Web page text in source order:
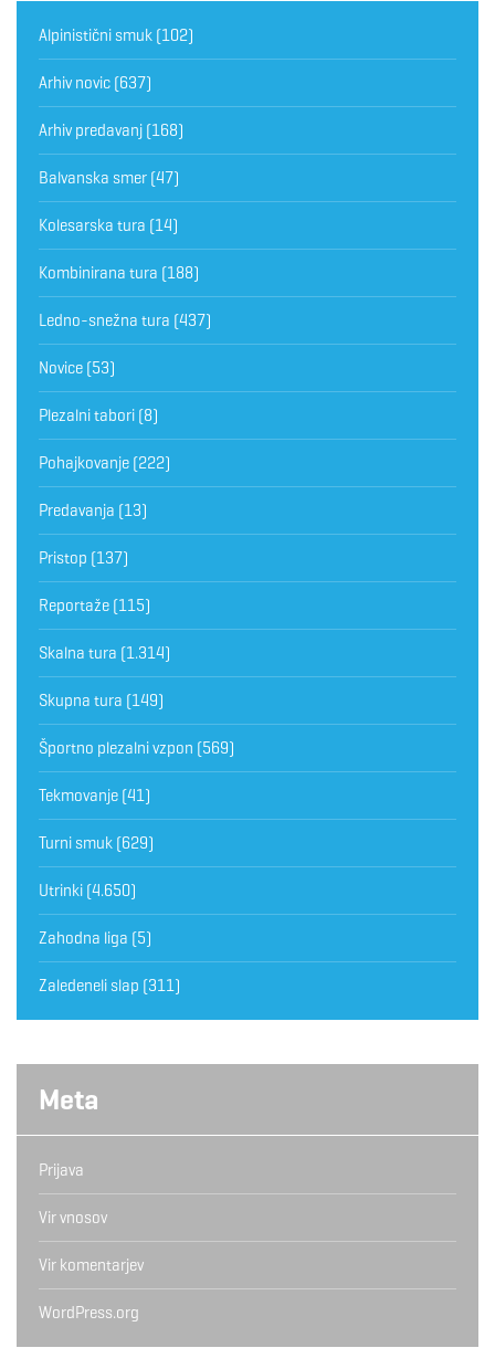
Alpinistični smuk (102)
Arhiv novic (637)
Arhiv predavanj (168)
Balvanska smer (47)
Kolesarska tura (14)
Kombinirana tura (188)
Ledno-snežna tura (437)
Novice (53)
Plezalni tabori (8)
Pohajkovanje (222)
Predavanja (13)
Pristop (137)
Reportaže (115)
Skalna tura (1.314)
Skupna tura (149)
Športno plezalni vzpon (569)
Tekmovanje (41)
Turni smuk (629)
Utrinki (4.650)
Zahodna liga (5)
Zaledeneli slap (311)
Meta
Prijava
Vir vnosov
Vir komentarjev
WordPress.org